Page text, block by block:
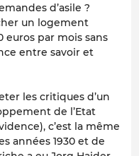
d’asile ?
un logement
par mois sans
entre savoir et
les critiques d’un
de l’Etat
c’est la même
années 1930 et de